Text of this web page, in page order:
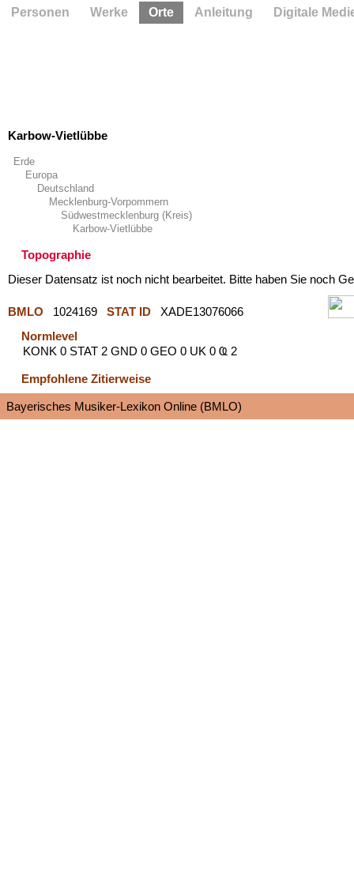
Karbow-Vietlübbe
Erde
Europa
Deutschland
Mecklenburg-Vorpommern
Südwestmecklenburg (Kreis)
Karbow-Vietlübbe
Topographie
Dieser Datensatz ist noch nicht bearbeitet. Bitte haben Sie noch
BMLO 1024169 STAT ID
XADE13076066
Normlevel
KONK 0 STAT 2 GND 0 GEO 0 UK 0 Ҩ 2
Empfohlene Zitierweise
Bayerisches Musiker-Lexikon Online (BMLO)
Personen Werke Orte Anleitung Digitale